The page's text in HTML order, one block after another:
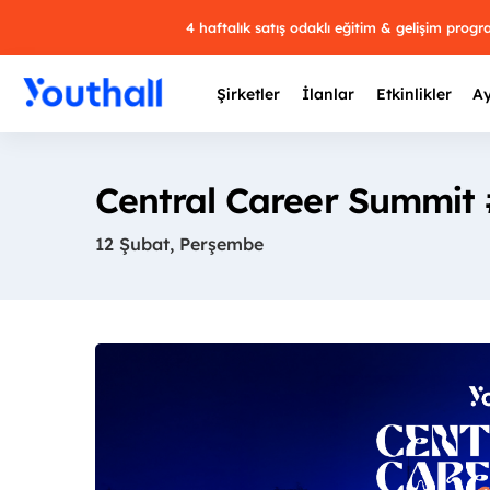
4 haftalık satış odaklı eğitim & gelişim
Şirketler İlanlar Etkinlikler
Central Career Summit
12 Şubat, Perşembe